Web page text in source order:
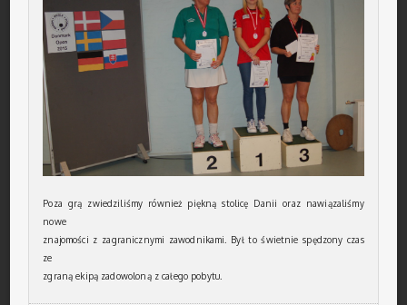
Poza grą zwiedziliśmy również piękną stolicę Danii oraz nawiązaliśmy
nowe
znajomości z zagranicznymi zawodnikami. Był to świetnie spędzony czas
ze
zgraną ekipą zadowoloną z całego pobytu.